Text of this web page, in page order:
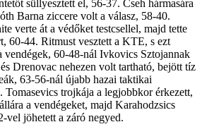
süllyesztett el, 56-37. Cseh hármasára
Barna ziccere volt a válasz, 58-40.
verte át a védőket testcsellel, majd tette
60-44. Ritmust vesztett a KTE, s ezt
vendégek, 60-48-nál Ivkovics Sztojannak
Drenovac nehezen volt tartható, bejött tíz
63-56-nál újabb hazai taktikai
Tomasevics trojkája a legjobbkor érkezett,
a vendégeket, majd Karahodzsics
vel jöhetett a záró negyed.